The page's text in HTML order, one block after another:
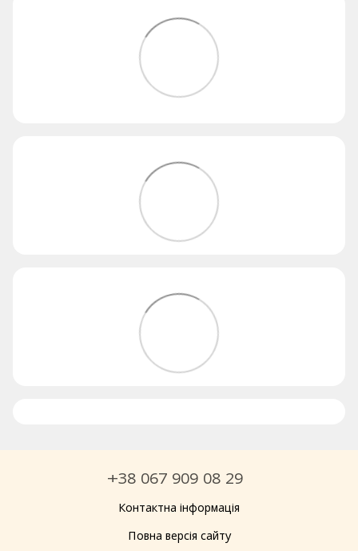
+38 067 909 08 29
Контактна інформація
Повна версія сайту